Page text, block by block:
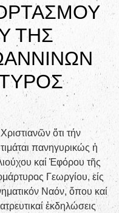
ΤΗΣ
ὅτι τήν
πανηγυρικώς ἡ
καί Ἐφόρου τῆς
Γεωργίου, είς
Ναόν, ὅπου καί
ἐκδηλώσεις